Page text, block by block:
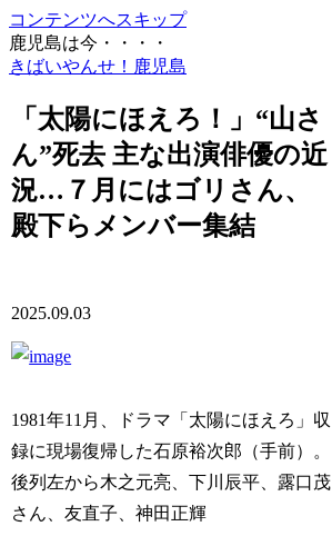
コンテンツへスキップ
鹿児島は今・・・・
きばいやんせ！鹿児島
「太陽にほえろ！」“山さ
ん”死去 主な出演俳優の近
況…７月にはゴリさん、
殿下らメンバー集結
2025.09.03
1981年11月、ドラマ「太陽にほえろ」収
録に現場復帰した石原裕次郎（手前）。
後列左から木之元亮、下川辰平、露口茂
さん、友直子、神田正輝